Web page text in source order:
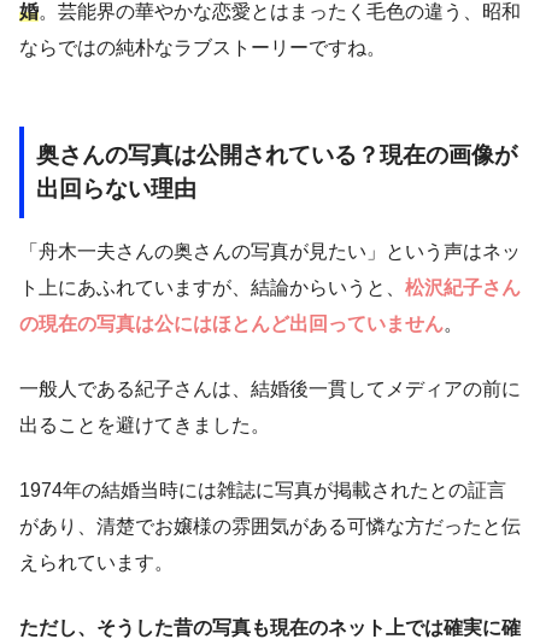
婚。芸能界の華やかな恋愛とはまったく毛色の違う、昭和
ならではの純朴なラブストーリーですね。
奥さんの写真は公開されている？現在の画像が
出回らない理由
「舟木一夫さんの奥さんの写真が見たい」という声はネッ
ト上にあふれていますが、結論からいうと、 松沢紀子さん
の現在の写真は公にはほとんど出回っていません。
一般人である紀子さんは、結婚後一貫してメディアの前に
出ることを避けてきました。
1974年の結婚当時には雑誌に写真が掲載されたとの証言
があり、清楚でお嬢様の雰囲気がある可憐な方だったと伝
えられています。
ただし、そうした昔の写真も現在のネット上では確実に確